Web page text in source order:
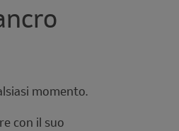
momento.
con il suo